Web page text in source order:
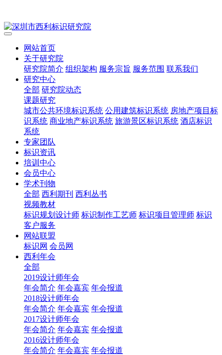
网站首页
关于研究院
研究院简介 组织架构 服务宗旨 服务范围 联系我们
研究中心
全部 研究院动态
课题研究
城市公共环境标识系统 公用建筑标识系统 房地产项目标
识系统 商业地产标识系统 旅游景区标识系统 酒店标识
系统
专家团队
标识资讯
培训中心
会员中心
学术刊物
全部 西利期刊 西利丛书
视频教材
标识规划设计师 标识制作工艺师 标识项目管理师 标识
客户服务
网站联盟
标识网 会员网
西利年会
全部
2019设计师年会
年会简介 年会嘉宾 年会报道
2018设计师年会
年会简介 年会嘉宾 年会报道
2017设计师年会
年会简介 年会嘉宾 年会报道
2016设计师年会
年会简介 年会嘉宾 年会报道